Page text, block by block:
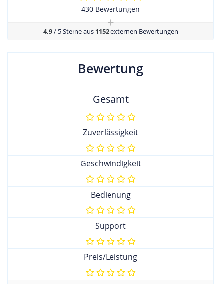
430 Bewertungen
+
4,9/ 5 Sterne aus 1152externen Bewertungen
Bewertung
Gesamt
Zuverlässigkeit
Geschwindigkeit
Bedienung
Support
Preis/Leistung